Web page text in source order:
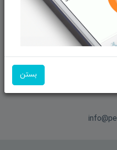
بستنبازرگانی و فروش محصولات MSI ماتریکس - جناب آقای